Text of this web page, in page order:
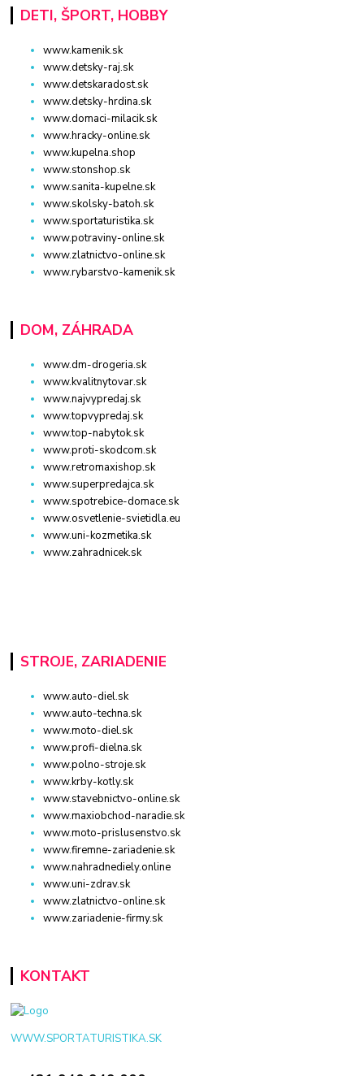
DETI, ŠPORT, HOBBY
www.kamenik.sk
www.detsky-raj.sk
www.detskaradost.sk
www.detsky-hrdina.sk
www.domaci-milacik.sk
www.hracky-online.sk
www.kupelna.shop
www.stonshop.sk
www.sanita-kupelne.sk
www.skolsky-batoh.sk
www.sportaturistika.sk
www.potraviny-online.sk
www.zlatnictvo-online.sk
www.rybarstvo-kamenik.sk
DOM, ZÁHRADA
www.dm-drogeria.sk
www.kvalitnytovar.sk
www.najvypredaj.sk
www.topvypredaj.sk
www.top-nabytok.sk
www.proti-skodcom.sk
www.retromaxishop.sk
www.superpredajca.sk
www.spotrebice-domace.sk
www.osvetlenie-svietidla.eu
www.uni-kozmetika.sk
www.zahradnicek.sk
STROJE, ZARIADENIE
www.auto-diel.sk
www.auto-techna.sk
www.moto-diel.sk
www.profi-dielna.sk
www.polno-stroje.sk
www.krby-kotly.sk
www.stavebnictvo-online.sk
www.maxiobchod-naradie.sk
www.moto-prislusenstvo.sk
www.firemne-zariadenie.sk
www.nahradnediely.online
www.uni-zdrav.sk
www.zlatnictvo-online.sk
www.zariadenie-firmy.sk
KONTAKT
WWW.SPORTATURISTIKA.SK